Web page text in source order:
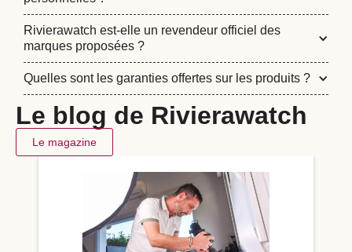
Rivierawatch est-elle un revendeur officiel des
marques proposées ?
Quelles sont les garanties offertes sur les produits ?
Le blog de Rivierawatch
Le magazine